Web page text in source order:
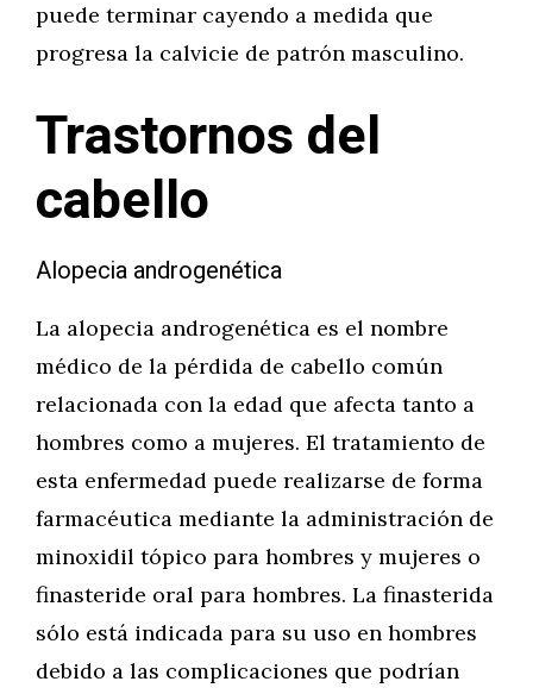
puede terminar cayendo a medida que
progresa la calvicie de patrón masculino.
Trastornos del
cabello
Alopecia androgenética
La alopecia androgenética es el nombre
médico de la pérdida de cabello común
relacionada con la edad que afecta tanto a
hombres como a mujeres. El tratamiento de
esta enfermedad puede realizarse de forma
farmacéutica mediante la administración de
minoxidil tópico para hombres y mujeres o
finasteride oral para hombres. La finasterida
sólo está indicada para su uso en hombres
debido a las complicaciones que podrían